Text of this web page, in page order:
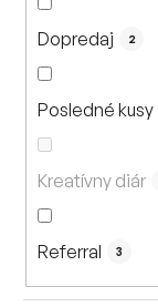
Dopredaj 2
Posledné kusy
Kreatívny diár
Referral 3